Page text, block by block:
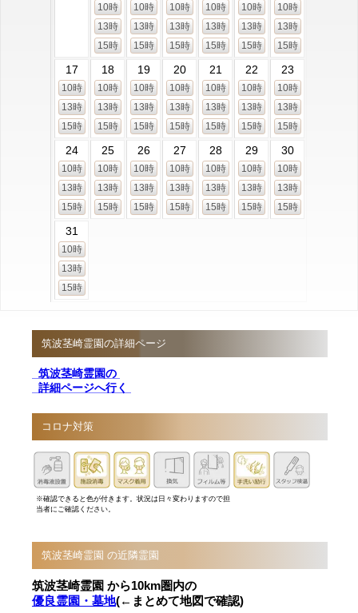
10時
13時
15時
10時
13時
15時
10時
13時
15時
10時
13時
15時
10時
13時
15時
10時
13時
15時
17
10時
13時
15時
18
10時
13時
15時
19
10時
13時
15時
20
10時
13時
15時
21
10時
13時
15時
22
10時
13時
15時
23
10時
13時
15時
24
10時
13時
15時
25
10時
13時
15時
26
10時
13時
15時
27
10時
13時
15時
28
10時
13時
15時
29
10時
13時
15時
30
10時
13時
15時
31
10時
13時
15時
筑波茎崎霊園の詳細ページ
筑波茎崎霊園の
詳細ページへ行く
コロナ対策
※確認できると色が付きます。状況は日々変わりますので担
当者にご確認ください。
筑波茎崎霊園 の近隣霊園
筑波茎崎霊園 から10km圏内の
優良霊園・墓地(←まとめて地図で確認)